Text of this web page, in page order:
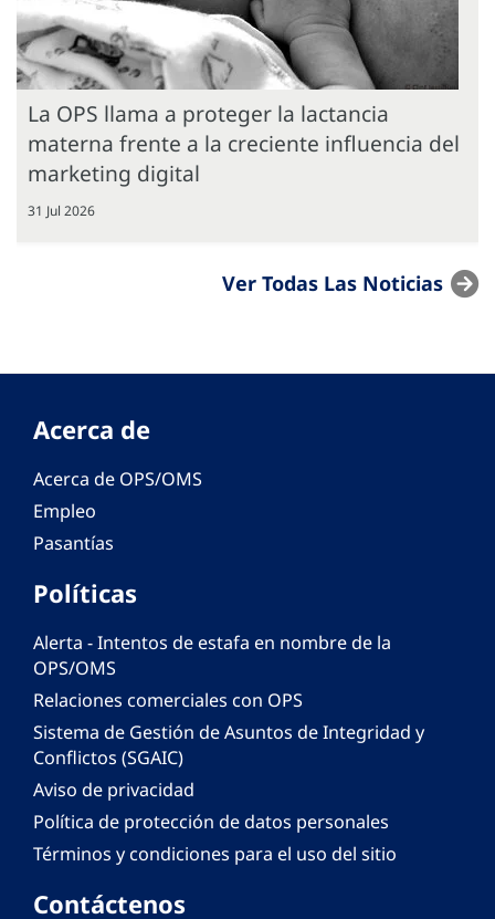
La OPS llama a proteger la lactancia
materna frente a la creciente influencia del
marketing digital
31 Jul 2026
Ver Todas Las Noticias
Acerca de
Acerca de OPS/OMS
Empleo
Pasantías
Políticas
Alerta - Intentos de estafa en nombre de la
OPS/OMS
Relaciones comerciales con OPS
Sistema de Gestión de Asuntos de Integridad y
Conflictos (SGAIC)
Aviso de privacidad
Política de protección de datos personales
Términos y condiciones para el uso del sitio
Contáctenos